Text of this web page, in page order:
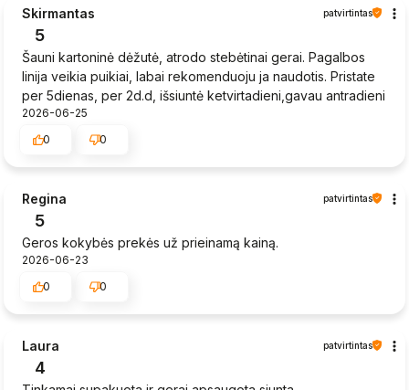
Skirmantas patvirtintas
5
Šauni kartoninė dėžutė, atrodo stebėtinai gerai. Pagalbos
linija veikia puikiai, labai rekomenduoju ja naudotis. Pristate
per 5dienas, per 2d.d, išsiuntė ketvirtadieni,gavau antradieni
2026-06-25
0
0
Regina patvirtintas
5
Geros kokybės prekės už prieinamą kainą.
2026-06-23
0
0
Laura patvirtintas
4